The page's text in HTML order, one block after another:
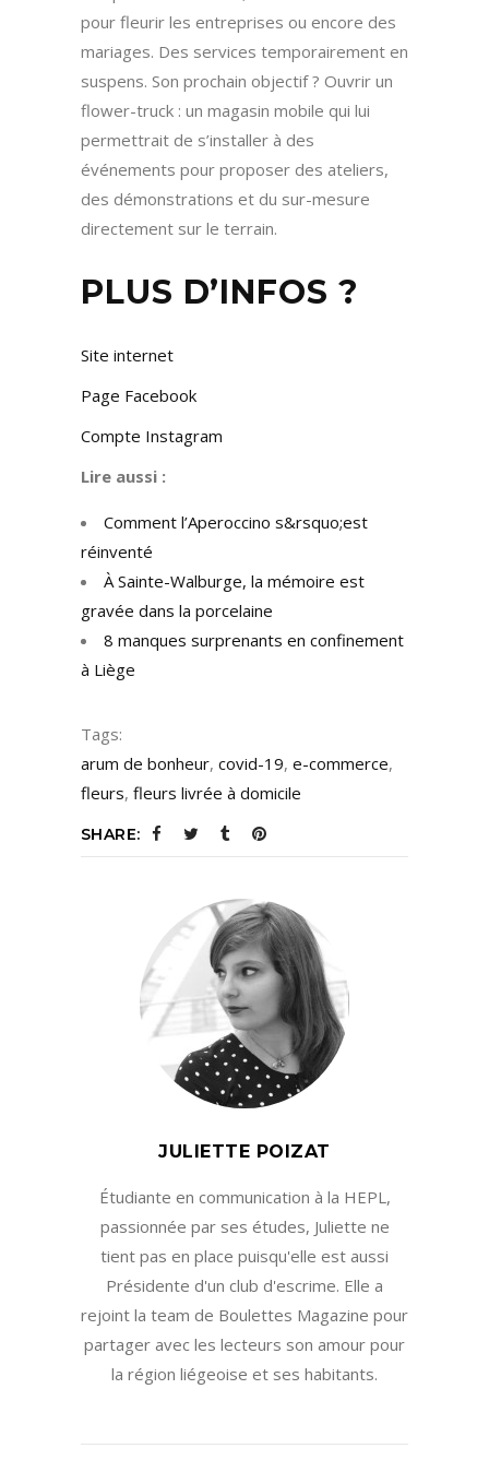
pour fleurir les entreprises ou encore des
mariages. Des services temporairement en
suspens. Son prochain objectif ? Ouvrir un
flower-truck : un magasin mobile qui lui
permettrait de s’installer à des
événements pour proposer des ateliers,
des démonstrations et du sur-mesure
directement sur le terrain.
PLUS D’INFOS ?
Site internet
Page Facebook
Compte Instagram
Lire aussi :
Comment l’Aperoccino s&rsquo;est
réinventé
À Sainte-Walburge, la mémoire est
gravée dans la porcelaine
8 manques surprenants en confinement
à Liège
Tags:
arum de bonheur, covid-19, e-commerce,
fleurs, fleurs livrée à domicile
SHARE:
JULIETTE POIZAT
Étudiante en communication à la HEPL,
passionnée par ses études, Juliette ne
tient pas en place puisqu'elle est aussi
Présidente d'un club d'escrime. Elle a
rejoint la team de Boulettes Magazine pour
partager avec les lecteurs son amour pour
la région liégeoise et ses habitants.